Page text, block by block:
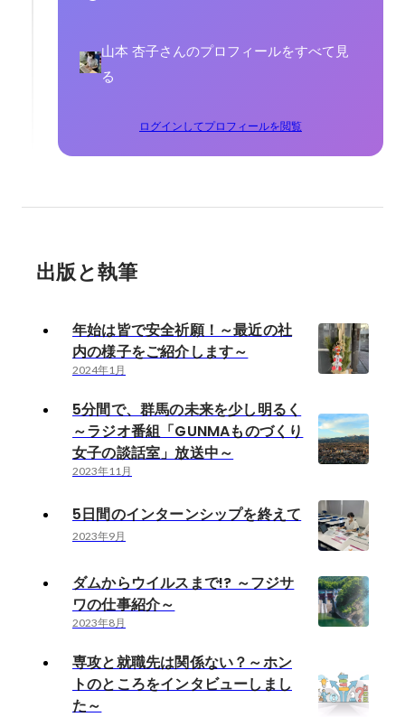
山本 杏子さんのプロフィールをすべて見
る
ログインしてプロフィールを閲覧
出版と執筆
年始は皆で安全祈願！～最近の社
内の様子をご紹介します～
2024年1月
5分間で、群馬の未来を少し明るく
～ラジオ番組「GUNMAものづくり
女子の談話室」放送中～
2023年11月
5日間のインターンシップを終えて
2023年9月
ダムからウイルスまで!? ～フジサ
ワの仕事紹介～
2023年8月
専攻と就職先は関係ない？～ホン
トのところをインタビューしまし
た～